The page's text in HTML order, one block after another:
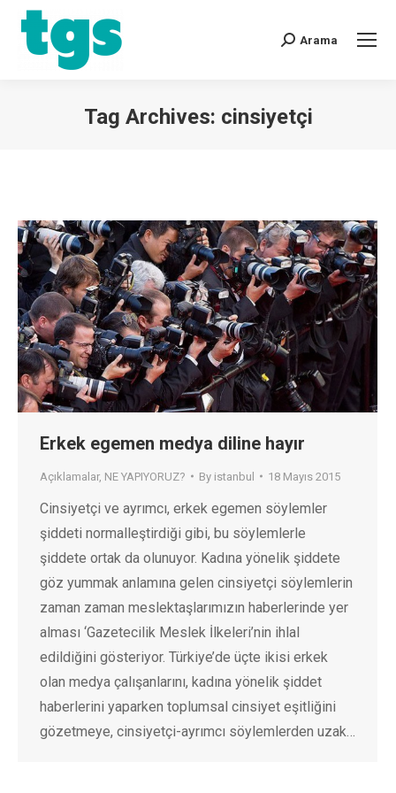
Arama
Tag Archives: cinsiyetçi
Erkek egemen medya diline hayır
Açıklamalar, NE YAPIYORUZ? By istanbul 18 Mayıs 2015
Cinsiyetçi ve ayrımcı, erkek egemen söylemler
şiddeti normalleştirdiği gibi, bu söylemlerle
şiddete ortak da olunuyor. Kadına yönelik şiddete
göz yummak anlamına gelen cinsiyetçi söylemlerin
zaman zaman meslektaşlarımızın haberlerinde yer
alması ‘Gazetecilik Meslek İlkeleri’nin ihlal
edildiğini gösteriyor. Türkiye’de üçte ikisi erkek
olan medya çalışanlarını, kadına yönelik şiddet
haberlerini yaparken toplumsal cinsiyet eşitliğini
gözetmeye, cinsiyetçi-ayrımcı söylemlerden uzak…